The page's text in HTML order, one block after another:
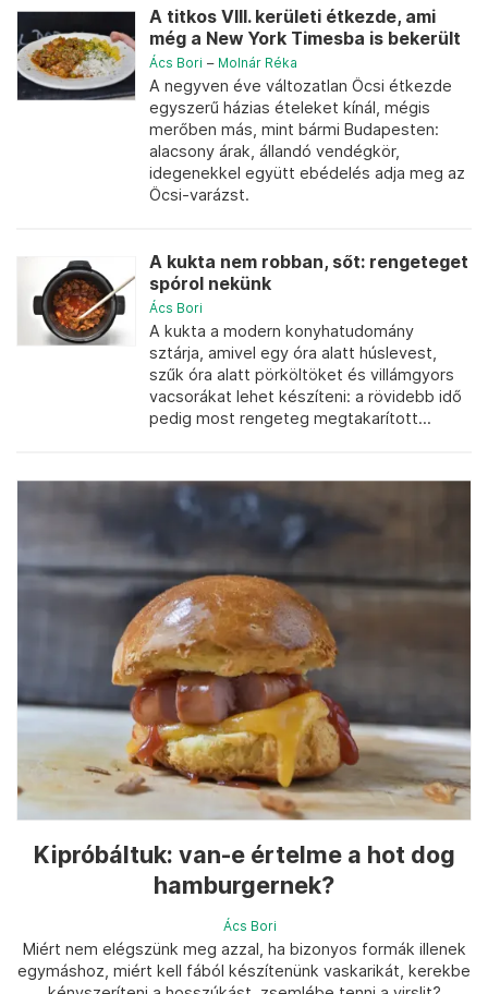
A titkos VIII. kerületi étkezde, ami
még a New York Timesba is bekerült
Ács Bori – Molnár Réka
A negyven éve változatlan Öcsi étkezde
egyszerű házias ételeket kínál, mégis
merőben más, mint bármi Budapesten:
alacsony árak, állandó vendégkör,
idegenekkel együtt ebédelés adja meg az
Öcsi-varázst.
A kukta nem robban, sőt: rengeteget
spórol nekünk
Ács Bori
A kukta a modern konyhatudomány
sztárja, amivel egy óra alatt húslevest,
szűk óra alatt pörköltöket és villámgyors
vacsorákat lehet készíteni: a rövidebb idő
pedig most rengeteg megtakarított...
Kipróbáltuk: van-e értelme a hot dog
hamburgernek?
Ács Bori
Miért nem elégszünk meg azzal, ha bizonyos formák illenek
egymáshoz, miért kell fából készítenünk vaskarikát, kerekbe